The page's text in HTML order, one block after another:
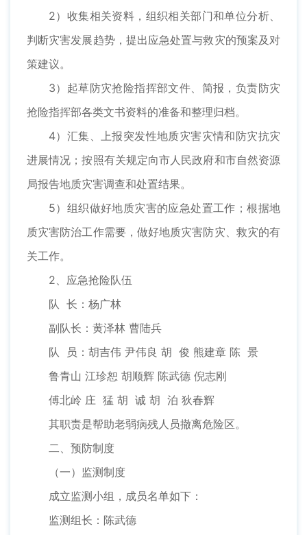
2）收集相关资料，组织相关部门和单位分析、
判断灾害发展趋势，提出应急处置与救灾的预案及对
策建议。
3）起草防灾抢险指挥部文件、简报，负责防灾
抢险指挥部各类文书资料的准备和整理归档。
4）汇集、上报突发性地质灾害灾情和防灾抗灾
进展情况；按照有关规定向市人民政府和市自然资源
局报告地质灾害调查和处置结果。
5）组织做好地质灾害的应急处置工作；根据地
质灾害防治工作需要，做好地质灾害防灾、救灾的有
关工作。
2、应急抢险队伍
队 长：杨广林
副队长：黄泽林 曹陆兵
队 员：胡吉伟 尹伟良 胡 俊 熊建章 陈 景
鲁青山 江珍恕 胡顺辉 陈武德 倪志刚
傅北岭 庄 猛 胡 诚 胡 泊 狄春辉
其职责是帮助老弱病残人员撤离危险区。
二、预防制度
（一）监测制度
成立监测小组，成员名单如下：
监测组长：陈武德